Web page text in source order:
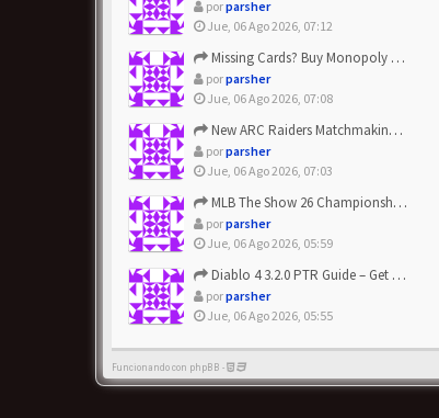
porparsher
Jue, 06 Ago 2026, 07:12
Missing Cards? Buy Monopoly Go Happy Harvest with Looney Tun...
porparsher
Jue, 06 Ago 2026, 07:08
New ARC Raiders Matchmaking Update: Stop Failed - Grab Bluep...
porparsher
Jue, 06 Ago 2026, 07:03
MLB The Show 26 Championship Series Update! Get Cheap & ...
porparsher
Jue, 06 Ago 2026, 05:59
Diablo 4 3.2.0 PTR Guide – Get 8% Off Items Quickly to Test ...
porparsher
Jue, 06 Ago 2026, 05:55
Funcionando con phpBB -